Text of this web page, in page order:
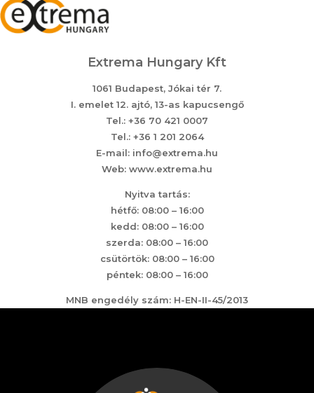
Extrema Hungary Kft
1061 Budapest, Jókai tér 7.
I. emelet 12. ajtó, 13-as kapucsengő
Tel.: +36 70 421 0007
Tel.: +36 1 201 2064
E-mail: info@extrema.hu
Web: www.extrema.hu
Nyitva tartás:
hétfő: 08:00 – 16:00
kedd: 08:00 – 16:00
szerda: 08:00 – 16:00
csütörtök: 08:00 – 16:00
péntek: 08:00 – 16:00
MNB engedély szám: H-EN-II-45/2013